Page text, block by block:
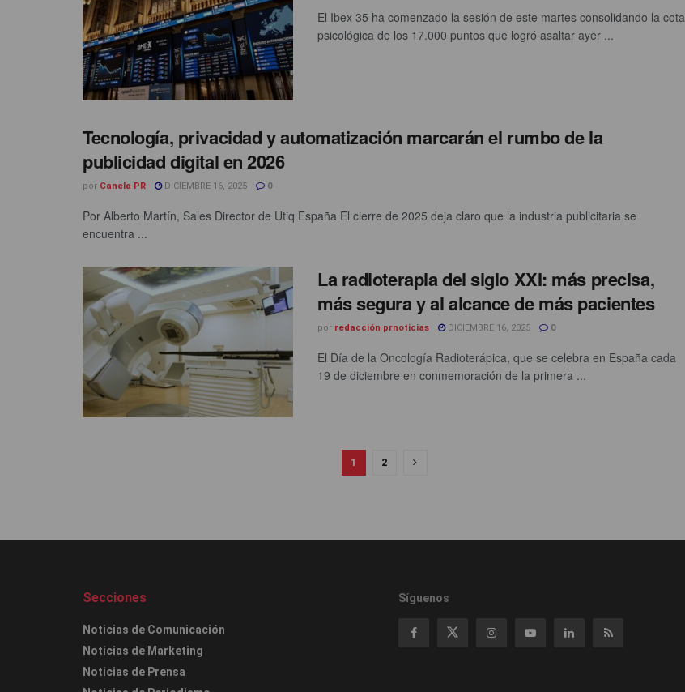
El Ibex 35 ha comenzado la sesión de este martes consolidando la cota
psicológica de los 17.000 puntos que logró asaltar ayer ...
Tecnología, privacidad y automatización marcarán el rumbo de la
publicidad digital en 2026
por Canela PR DICIEMBRE 16, 2025 0
Por Alberto Martín, Sales Director de Utiq España El cierre de 2025 deja claro que la industria publicitaria se
encuentra ...
La radioterapia del siglo XXI: más precisa,
más segura y al alcance de más pacientes
por redacción prnoticias DICIEMBRE 16, 2025 0
El Día de la Oncología Radioterápica, que se celebra en España cada
19 de diciembre en conmemoración de la primera ...
1 2
Secciones
Noticias de Comunicación
Noticias de Marketing
Noticias de Prensa
Síguenos